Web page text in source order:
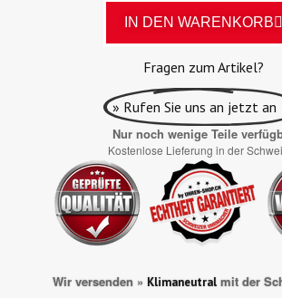
IN DEN WARENKORB
Fragen zum Artikel?
» Rufen Sie uns an jetzt an
Nur noch wenige Teile
Kostenlose Lieferung in der
Wir versenden » Klimaneutralmit der